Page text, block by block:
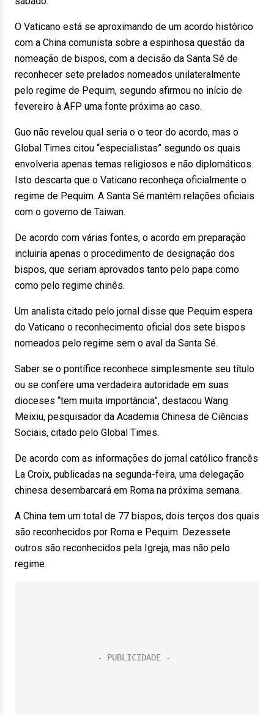
O Vaticano está se aproximando de um acordo histórico
com a China comunista sobre a espinhosa questão da
nomeação de bispos, com a decisão da Santa Sé de
reconhecer sete prelados nomeados unilateralmente
pelo regime de Pequim, segundo afirmou no início de
fevereiro à AFP uma fonte próxima ao caso.
Guo não revelou qual seria o o teor do acordo, mas o
Global Times citou “especialistas” segundo os quais
envolveria apenas temas religiosos e não diplomáticos.
Isto descarta que o Vaticano reconheça oficialmente o
regime de Pequim. A Santa Sé mantém relações oficiais
com o governo de Taiwan.
De acordo com várias fontes, o acordo em preparação
incluiria apenas o procedimento de designação dos
bispos, que seriam aprovados tanto pelo papa como
como pelo regime chinês.
Um analista citado pelo jornal disse que Pequim espera
do Vaticano o reconhecimento oficial dos sete bispos
nomeados pelo regime sem o aval da Santa Sé.
Saber se o pontífice reconhece simplesmente seu título
ou se confere uma verdadeira autoridade em suas
dioceses “tem muita importância”, destacou Wang
Meixiu, pesquisador da Academia Chinesa de Ciências
Sociais, citado pelo Global Times.
De acordo com as informações do jornal católico francês
La Croix, publicadas na segunda-feira, uma delegação
chinesa desembarcará em Roma na próxima semana.
A China tem um total de 77 bispos, dois terços dos quais
são reconhecidos por Roma e Pequim. Dezessete
outros são reconhecidos pela Igreja, mas não pelo
regime.